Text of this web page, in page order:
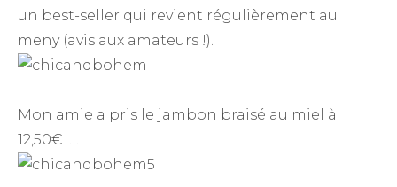
un best-seller qui revient régulièrement au
meny (avis aux amateurs !).
Mon amie a pris le jambon braisé au miel à
12,50€ …